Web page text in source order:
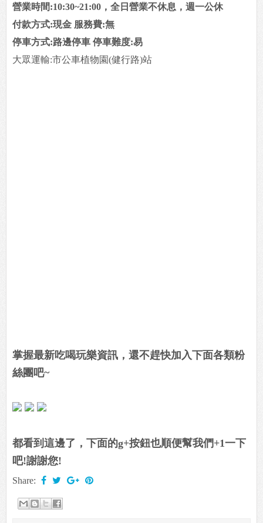
營業時間:10:30~21:00，全日營業不休息，週一公休
付款方式:現金 服務費:無
停車方式:路邊停車 停車難度:易
大眾運輸:市公車植物園(健行路)站
掌握最新吃喝玩樂資訊，還不趕快加入下面各類粉
絲團吧~
都看到這邊了，下面的g+按鈕也順便幫我們+1一下
吧!謝謝您!
Share: